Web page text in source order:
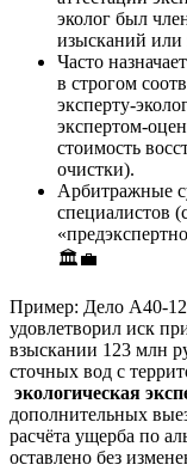
эколог был
изысканий или
Часто
в строгом
эксперту-
экспертом-
стоимость
очистки).
Арбитражные
специалистов
🏛️💼
Пример: Дело А40-
удовлетворил иск
взыскании 123 млн
сточных вод с
экологическая
дополнительных
расчёта ущерба по
оставлено без